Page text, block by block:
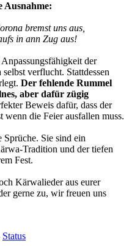
Ausnahme:
bremst uns aus,
in ann Zug aus!
der
verflucht. Stattdessen
Der fehlende Rummel
aber dafür zügig
Beweis dafür, dass der
die Feier ausfallen muss.
Sprüche. Sie sind ein
Tradition und der tiefen
Fest.
Kärwalieder aus eurer
gerne zu, wir freuen uns
Status